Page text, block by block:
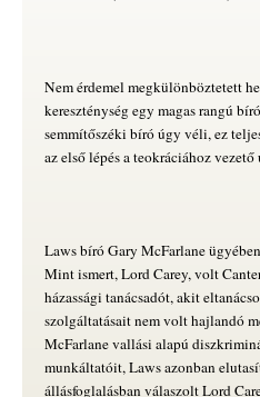
Nem érdemel megkülönböztetett
kereszténység egy magas rangú
semmítőszéki bíró úgy véli, ez
az első lépés a teokráciához vezető
Laws bíró Gary McFarlane
Mint ismert, Lord Carey, volt
házassági tanácsadót, akit
szolgáltatásait nem volt hajlandó
McFarlane vallási alapú
munkáltatóit, Laws azonban
állásfoglalásban válaszolt Lord